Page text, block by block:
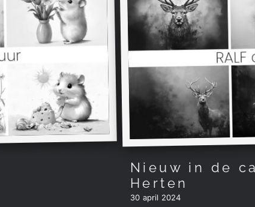
Nieuw in de
Herten
30 april 2024